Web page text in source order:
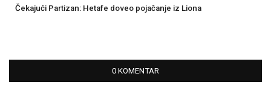
Čekajući Partizan: Hetafe doveo pojačanje iz Liona
0 KOMENTAR